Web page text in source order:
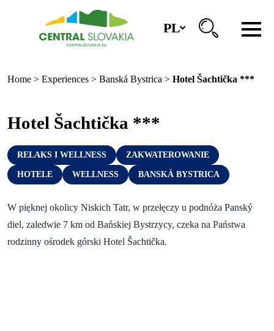
PL
Zvolen
Krupina
Centra informacyjne
Doświadczenia
Home > Experiences > Banská Bystrica > Hotel Šachtička ***
Hotel Šachtička ***
RELAKS I WELLNESS ZAKWATEROWANIE
HOTELE WELLNESS BANSKÁ BYSTRICA
W pięknej okolicy Niskich Tatr, w przełęczy u podnóża Panský
diel, zaledwie 7 km od Bańskiej Bystrzycy, czeka na Państwa
rodzinny ośrodek górski Hotel Šachtička.